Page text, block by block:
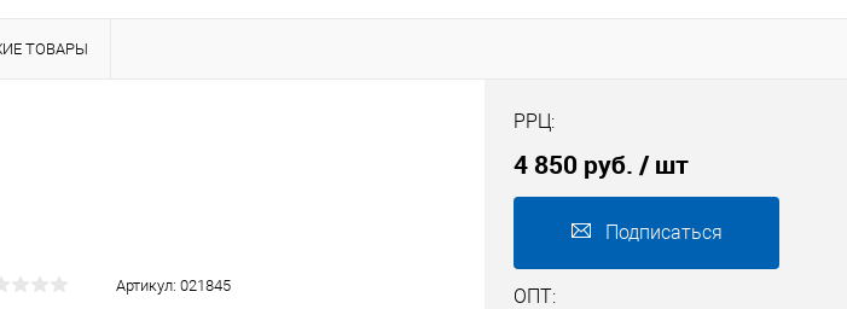
ТОВАРЫ
Артикул: 021845
РРЦ:
4 850 руб. / шт
Подписаться
ОПТ: